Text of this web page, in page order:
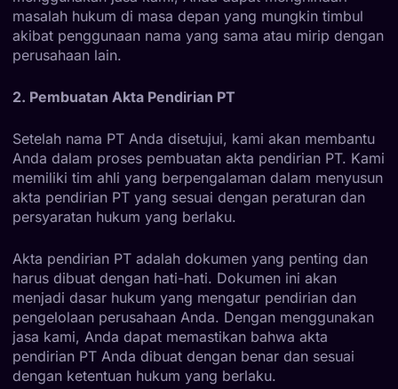
masalah hukum di masa depan yang mungkin timbul
akibat penggunaan nama yang sama atau mirip dengan
perusahaan lain.
2. Pembuatan Akta Pendirian PT
Setelah nama PT Anda disetujui, kami akan membantu
Anda dalam proses pembuatan akta pendirian PT. Kami
memiliki tim ahli yang berpengalaman dalam menyusun
akta pendirian PT yang sesuai dengan peraturan dan
persyaratan hukum yang berlaku.
Akta pendirian PT adalah dokumen yang penting dan
harus dibuat dengan hati-hati. Dokumen ini akan
menjadi dasar hukum yang mengatur pendirian dan
pengelolaan perusahaan Anda. Dengan menggunakan
jasa kami, Anda dapat memastikan bahwa akta
pendirian PT Anda dibuat dengan benar dan sesuai
dengan ketentuan hukum yang berlaku.